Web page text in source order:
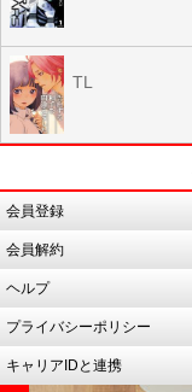
TL
会員登録
会員解約
ヘルプ
プライバシーポリシー
キャリアIDと連携